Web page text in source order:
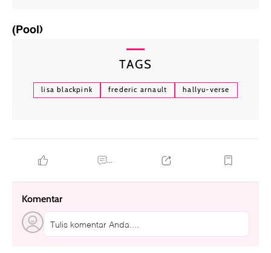
(Pool)
TAGS
lisa blackpink frederic arnault hallyu-verse
...
Komentar
Tulis komentar Anda....